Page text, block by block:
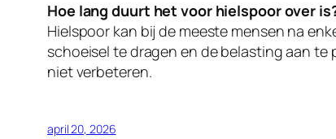
Hoe lang duurt het voor hielspoor over
Hielspoor kan bij de meeste mensen na
schoeisel te dragen en de belasting aan
niet verbeteren.
april 20, 2026